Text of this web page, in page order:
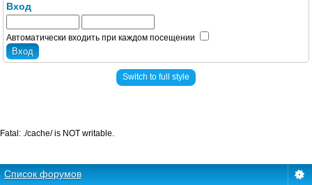
Вход
Автоматически входить при каждом посещении
Switch to full style
Список форумов
Fatal: ./cache/ is NOT writable.